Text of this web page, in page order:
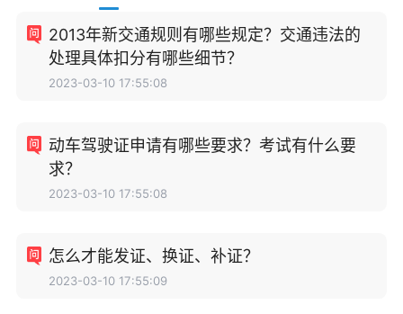
2013年新交通规则有哪些规定？交通违法的
处理具体扣分有哪些细节？
2023-03-10 17:55:08
动车驾驶证申请有哪些要求？考试有什么要
求？
2023-03-10 17:55:08
怎么才能发证、换证、补证？
2023-03-10 17:55:09